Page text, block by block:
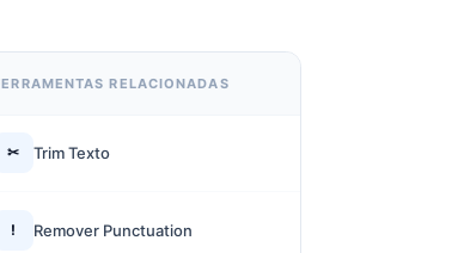
RELACIONADAS
✂ Trim Texto
! Remover Punctuation